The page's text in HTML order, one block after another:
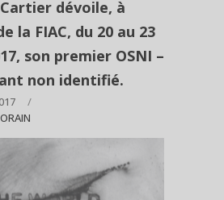
dévoile, à
la FIAC, du 20 au 23
son premier OSNI –
non identifié.